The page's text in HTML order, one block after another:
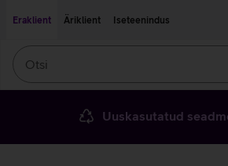
Eraklient
Äriklient Iseteenindus
Uuskasutatud